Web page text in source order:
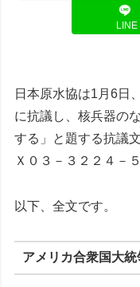
LINE
日本原水協は1月6日
に抗議し、核兵器の
する」と題する抗議
Ｘ０３－３２２４－
以下、全文です。
アメリカ合衆国大